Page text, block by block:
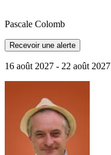
Pascale Colomb
Recevoir une alerte
16 août 2027 - 22 août 2027